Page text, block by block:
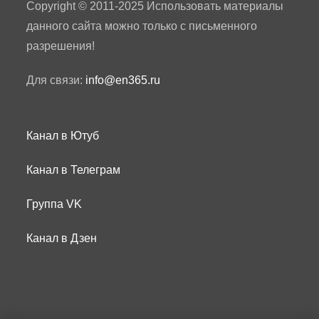
Copyright © 2011-2025 Использовать материалы
данного сайта можно только с письменного
разрешения!
Для связи: info@en365.ru
Канал в Ютуб
Канал в Телеграм
Группа VK
Канал в Дзен